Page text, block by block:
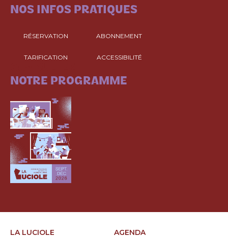
NOS INFOS PRATIQUES
RÉSERVATION ABONNEMENT
TARIFICATION ACCESSIBILITÉ
NOTRE PROGRAMME
LA LUCIOLE
AGENDA